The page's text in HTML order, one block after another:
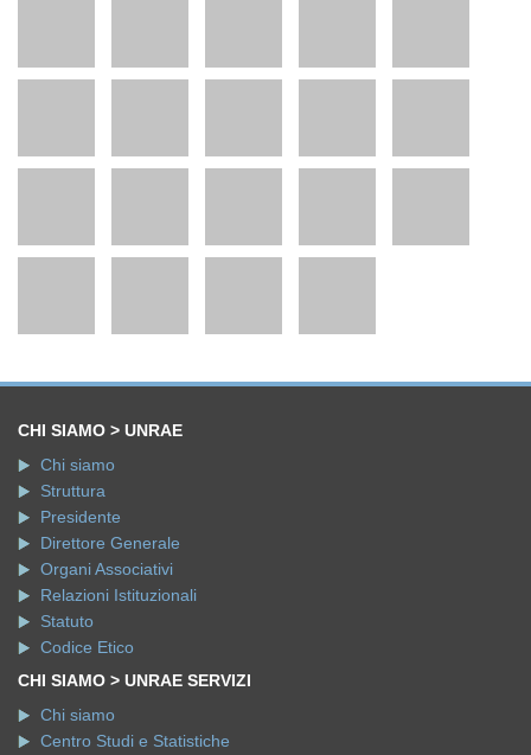
CHI SIAMO > UNRAE
Chi siamo
Struttura
Presidente
Direttore Generale
Organi Associativi
Relazioni Istituzionali
Statuto
Codice Etico
CHI SIAMO > UNRAE SERVIZI
Chi siamo
Centro Studi e Statistiche